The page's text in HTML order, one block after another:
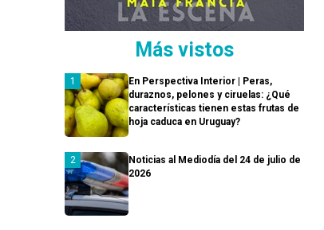
Más vistos
En Perspectiva Interior | Peras,
duraznos, pelones y ciruelas: ¿Qué
características tienen estas frutas de
hoja caduca en Uruguay?
Noticias al Mediodía del 24 de julio de
2026